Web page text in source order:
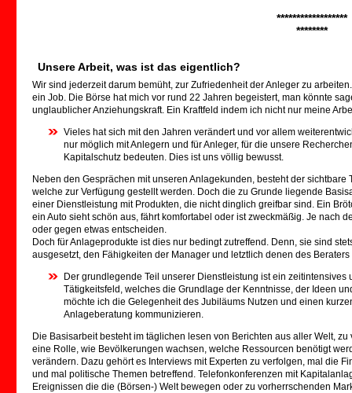
******************
********
Unsere Arbeit, was ist das eigentlich?
Wir sind jederzeit darum bemüht, zur Zufriedenheit der Anleger zu
ein Job. Die Börse hat mich vor rund 22 Jahren begeistert, man könnte
unglaublicher Anziehungskraft. Ein Kraftfeld indem ich nicht nur meine
Vieles hat sich mit den Jahren verändert und vor allem
nur möglich mit Anlegern und für Anleger, für die unsere
Kapitalschutz bedeuten. Dies ist uns völlig bewusst.
Neben den Gesprächen mit unseren Anlagekunden, besteht der
welche zur Verfügung gestellt werden. Doch die zu Grunde liegende
einer Dienstleistung mit Produkten, die nicht dinglich greifbar sind. Ein
ein Auto sieht schön aus, fährt komfortabel oder ist zweckmäßig. Je nach
oder gegen etwas entscheiden.
Doch für Anlageprodukte ist dies nur bedingt zutreffend. Denn, sie sind
ausgesetzt, den Fähigkeiten der Manager und letztlich denen des
Der grundlegende Teil unserer Dienstleistung ist ein
Tätigkeitsfeld, welches die Grundlage der Kenntnisse, der Ideen
möchte ich die Gelegenheit des Jubiläums Nutzen und einen
Anlageberatung kommunizieren.
Die Basisarbeit besteht im täglichen lesen von Berichten aus aller Welt,
eine Rolle, wie Bevölkerungen wachsen, welche Ressourcen benötigt
verändern. Dazu gehört es Interviews mit Experten zu verfolgen, mal die
und mal politische Themen betreffend. Telefonkonferenzen mit
Ereignissen die die (Börsen-) Welt bewegen oder zu vorherrschenden